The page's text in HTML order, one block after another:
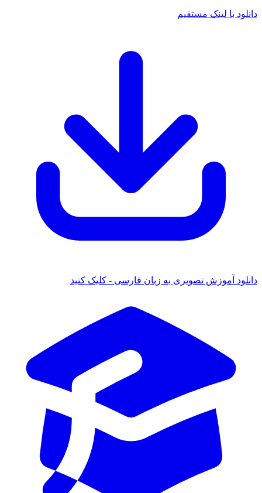
دانلود با لینک مستقیم
دانلود آموزش تصویری به زبان فارسی - کلیک کنید